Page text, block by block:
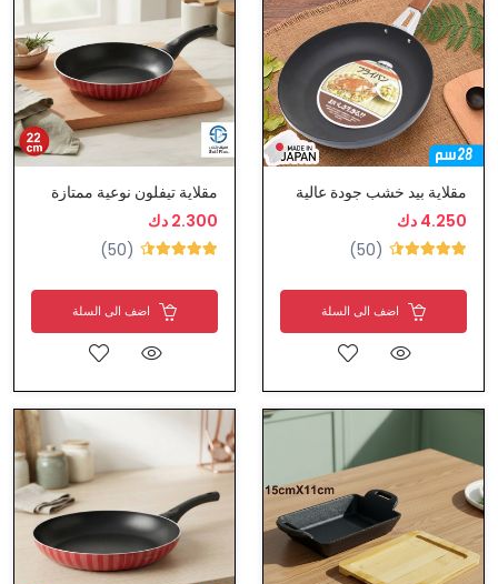
مقلاية بيد خشب جودة عالية
4.250 دك
(50)
اضف الى السلة
مقلاية تيفلون نوعية ممتازة
2.300 دك
(50)
اضف الى السلة